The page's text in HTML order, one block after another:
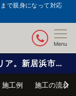
で親身になって対応
Menu
畳、襖、障子、クロス、内装インテリア。新居浜市で信頼と実績の自社施工
施工例 施工の流れ